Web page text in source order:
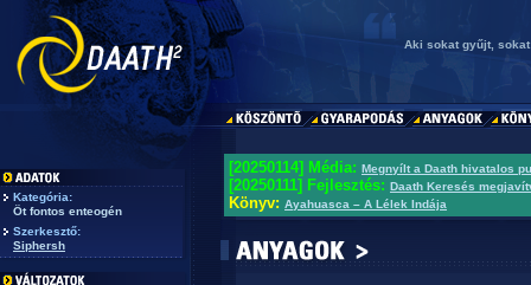
Aki sokat gyűjt,
Kategória:
Öt fontos enteogén
Szerkesztő:
Siphersh
[20250114] Média: Megnyílt a Daath hivatalos
[20250111] Fejlesztés: Daath Keresés
Könyv: Ayahuasca – A Lélek Indája